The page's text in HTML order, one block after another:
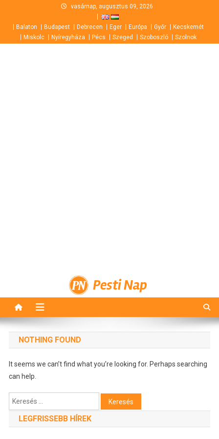
content
vasárnap, augusztus 09, 2026
Balaton Budapest Debrecen Eger Európa Győr
Kecskemét
Miskolc
Nyíregyháza Pécs Szeged Szoboszló Szolnok
Pesti Nap
NOTHING FOUND
It seems we can’t find what you’re looking for. Perhaps searching
can help.
Keresés:
LEGFRISSEBB HÍREK